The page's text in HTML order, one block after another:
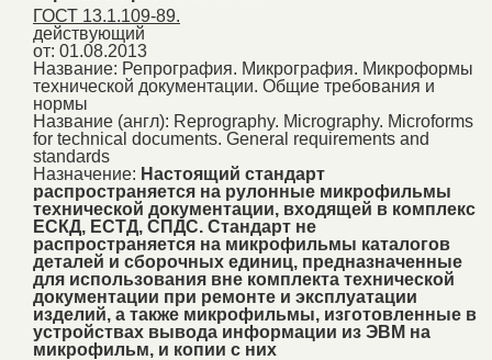
ГОСТ 13.1.109-89.
действующий
от: 01.08.2013
Название: Репрография. Микрография. Микроформы
технической документации. Общие требования и
нормы
Название (англ): Reprography. Micrography. Microforms
for technical documents. General requirements and
standards
Назначение: Настоящий стандарт
распространяется на рулонные микрофильмы
технической документации, входящей в комплекс
ЕСКД, ЕСТД, СПДС. Стандарт не
распространяется на микрофильмы каталогов
деталей и сборочных единиц, предназначенные
для использования вне комплекта технической
документации при ремонте и эксплуатации
изделий, а также микрофильмы, изготовленные в
устройствах вывода информации из ЭВМ на
микрофильм, и копии с них